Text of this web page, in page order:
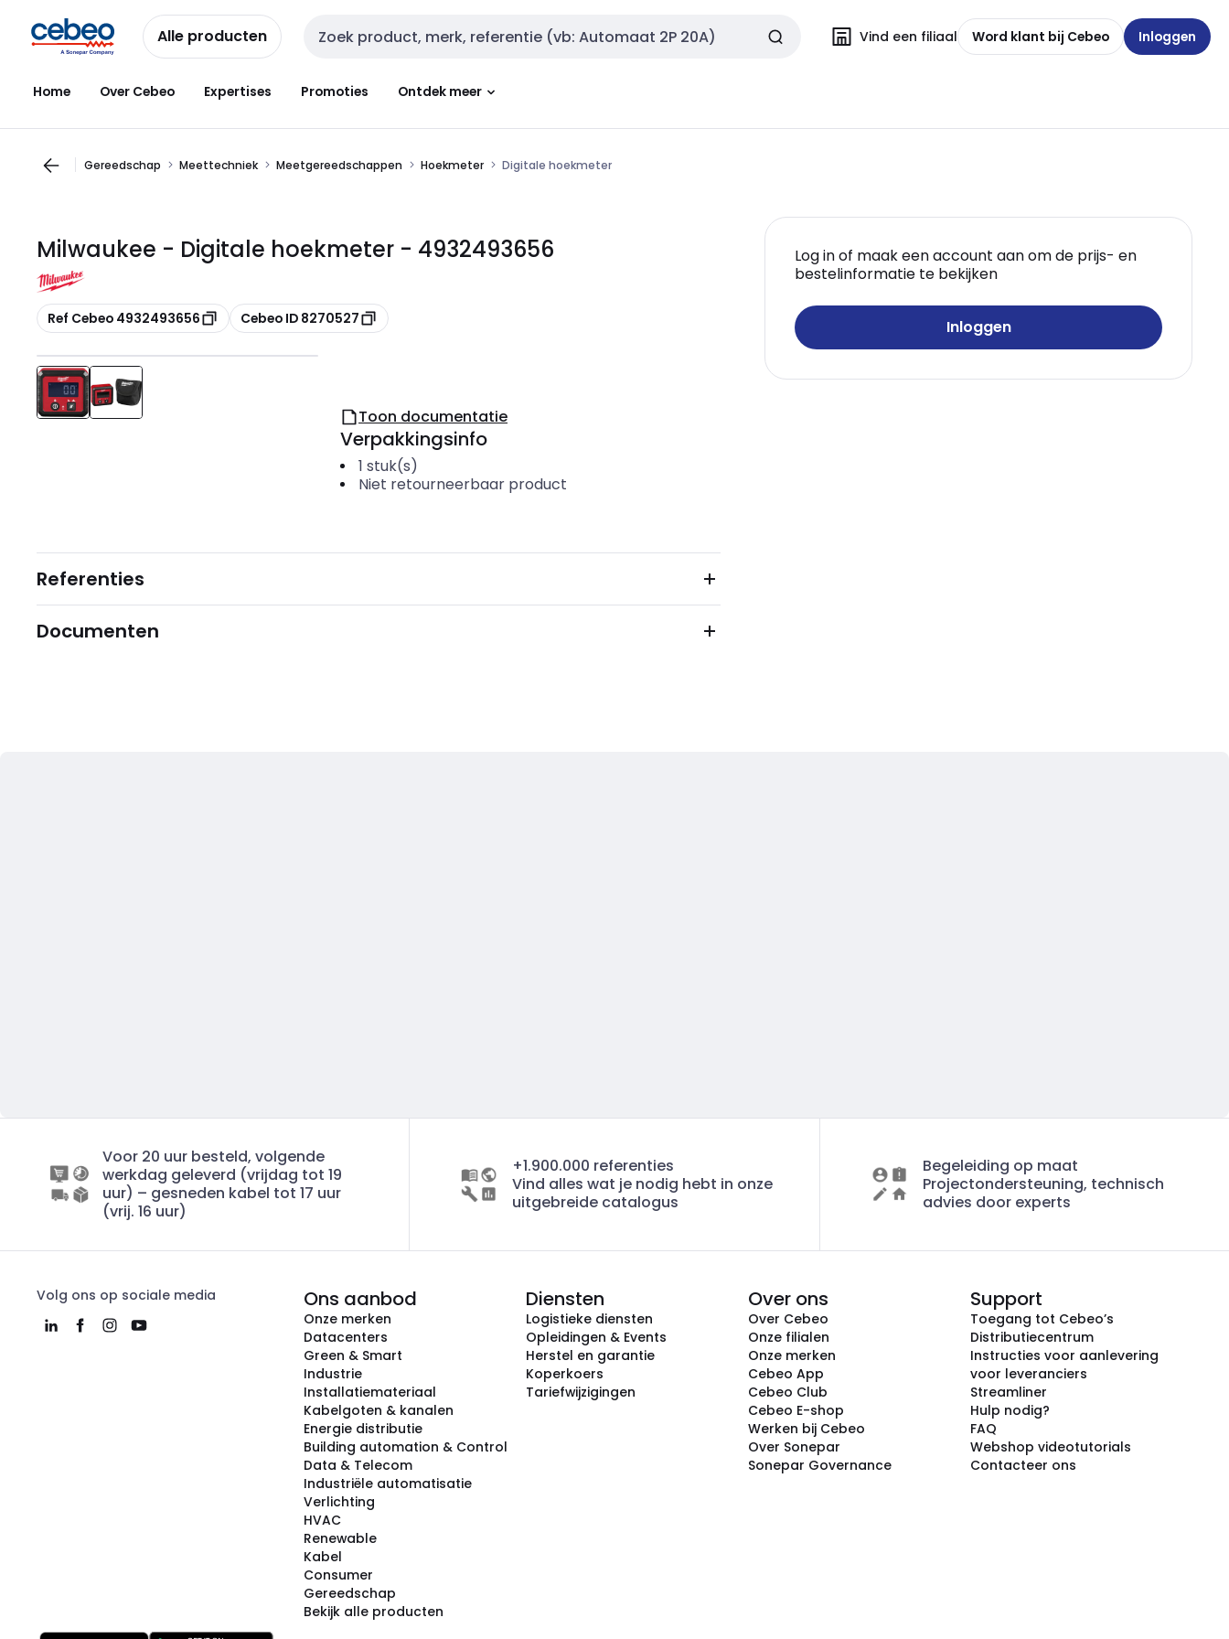
naar
navigatie
naar
inhoud
Alle producten Zoekveld invoer Vind een filiaal Word klant bij Cebeo Inloggen
Home Over Cebeo Expertises Promoties Ontdek meer
Gereedschap Meettechniek Meetgereedschappen Hoekmeter Digitale hoekmeter
Milwaukee - Digitale hoekmeter - 4932493656
Kopiëren
Ref Cebeo 4932493656 Kopiëren
Cebeo ID 8270527
Log in of maak een account aan om de prijs- en
bestelinformatie te bekijken
Inloggen
Toon documentatie
Verpakkingsinfo
1 stuk(s)
Niet retourneerbaar product
Referenties
Documenten
Voor 20 uur besteld, volgende
werkdag geleverd (vrijdag tot 19
uur) – gesneden kabel tot 17 uur
(vrij. 16 uur)
+1.900.000 referenties
Vind alles wat je nodig hebt in onze
uitgebreide catalogus
Begeleiding op maat
Projectondersteuning, technisch
advies door experts
Volg ons op sociale media Ons aanbod
Onze merken
Datacenters
Green & Smart
Industrie
Installatiemateriaal
Kabelgoten & kanalen
Energie distributie
Building automation & Control
Data & Telecom
Industriële automatisatie
Verlichting
HVAC
Renewable
Kabel
Consumer
Gereedschap
Bekijk alle producten
Diensten
Logistieke diensten
Opleidingen & Events
Herstel en garantie
Koperkoers
Tariefwijzigingen
Over ons
Over Cebeo
Onze filialen
Onze merken
Cebeo App
Cebeo Club
Cebeo E-shop
Werken bij Cebeo
Over Sonepar
Sonepar Governance
Support
Toegang tot Cebeo’s
Distributiecentrum
Instructies voor aanlevering
voor leveranciers
Streamliner
Hulp nodig?
FAQ
Webshop videotutorials
Contacteer ons